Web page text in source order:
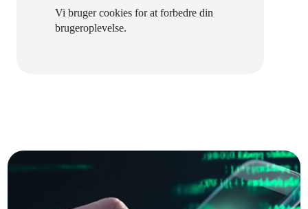
Vi bruger cookies for at forbedre din
brugeroplevelse.